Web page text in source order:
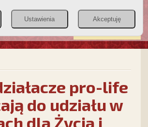
FATIMY WESPRZYJ
NAS
pro-life
do udziału w
dla Życia i
Ustawienia Akceptuję